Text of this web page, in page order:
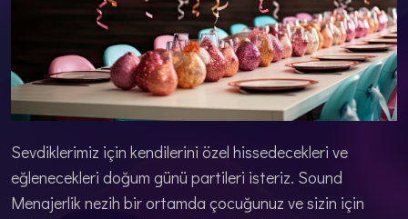
Sevdiklerimiz için kendilerini özel hissedecekleri ve
eğlenecekleri doğum günü partileri isteriz. Sound
Menajerlik nezih bir ortamda çocuğunuz ve sizin için